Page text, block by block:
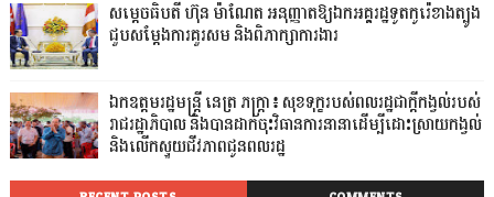
សម្តេចធិបតី ហ៊ុន ម៉ាណែត អនុញ្ញាតឱ្យឯកអគ្គរដ្ឋទូតកូរ៉េខាងត្បូង
ជួបសម្តែងការគួរសម និងពិភាក្សាការងារ
ឯកឧត្តមរដ្ឋមន្ត្រី នេត្រ ភក្ត្រា៖ សុខទុក្ខរបស់ពលរដ្ឋជាក្តីកង្វល់របស់
រាជរដ្ឋាភិបាល និងបានដាក់ចុះវិធានការនានាដើម្បីដោះស្រាយកង្វល់
និងលើកស្ទួយជីវភាពជូនពលរដ្ឋ